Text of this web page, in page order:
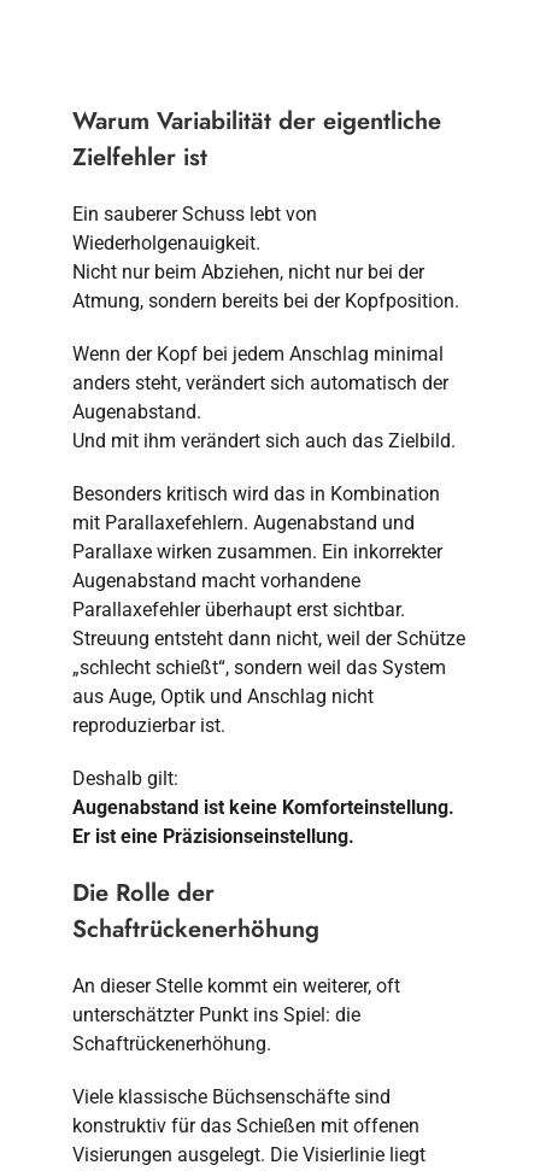
Warum Variabilität der eigentliche
Zielfehler ist
Ein sauberer Schuss lebt von
Wiederholgenauigkeit.
Nicht nur beim Abziehen, nicht nur bei der
Atmung, sondern bereits bei der Kopfposition.
Wenn der Kopf bei jedem Anschlag minimal
anders steht, verändert sich automatisch der
Augenabstand.
Und mit ihm verändert sich auch das Zielbild.
Besonders kritisch wird das in Kombination
mit Parallaxefehlern. Augenabstand und
Parallaxe wirken zusammen. Ein inkorrekter
Augenabstand macht vorhandene
Parallaxefehler überhaupt erst sichtbar.
Streuung entsteht dann nicht, weil der Schütze
„schlecht schießt“, sondern weil das System
aus Auge, Optik und Anschlag nicht
reproduzierbar ist.
Deshalb gilt:
Augenabstand ist keine Komforteinstellung.
Er ist eine Präzisionseinstellung.
Die Rolle der
Schaftrückenerhöhung
An dieser Stelle kommt ein weiterer, oft
unterschätzter Punkt ins Spiel: die
Schaftrückenerhöhung.
Viele klassische Büchsenschäfte sind
konstruktiv für das Schießen mit offenen
Visierungen ausgelegt. Die Visierlinie liegt